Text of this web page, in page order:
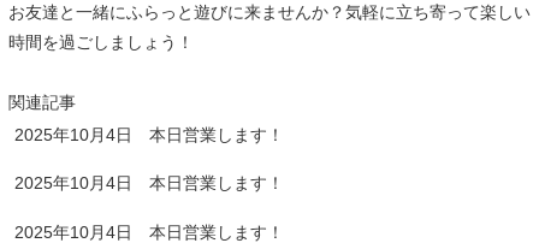
お友達と一緒にふらっと遊びに来ませんか？気軽に立ち寄って楽しい
時間を過ごしましょう！
関連記事
2025年10月4日 本日営業します！
2025年10月4日 本日営業します！
2025年10月4日 本日営業します！